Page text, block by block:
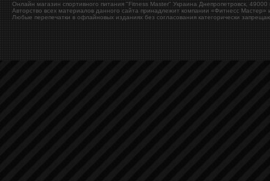
Онлайн магазин спортивного питания "Fitness Master" Украина Днепропетровск 49000
Авторство всех материалов данного сайта принадлежит компании «Фитнесс Мастер»
Любые перепечатки в офлайновых изданиях без согласования категорически